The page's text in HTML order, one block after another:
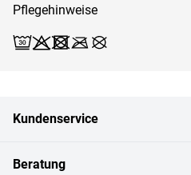
Pflegehinweise
Kundenservice
Beratung